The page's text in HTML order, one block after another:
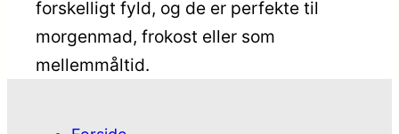
forskelligt fyld, og de er perfekte til
morgenmad, frokost eller som
mellemmåltid.